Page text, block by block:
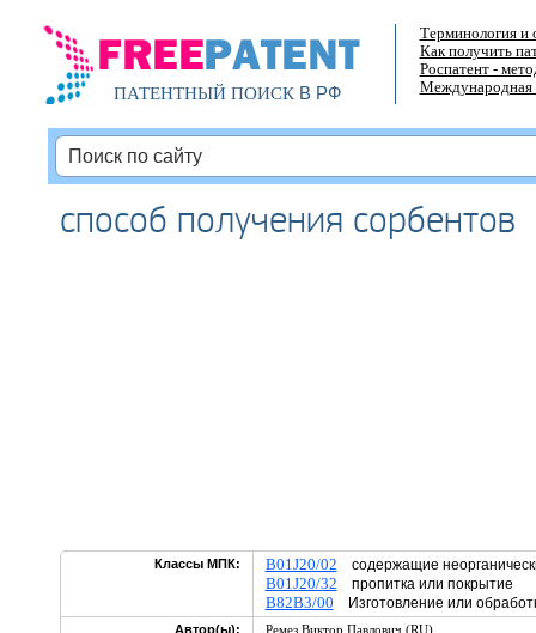
ПАТЕНТНЫЙ ПОИСКВ РФ
Терминология и
Как получить
Роспатент -
Международная
способ получения сорбентов
Классы МПК: B01J20/02 содержащие
B01J20/32 пропитка или покрытие
B82B3/00 Изготовление или
Автор(ы):
Ремез Виктор Павлович (RU)